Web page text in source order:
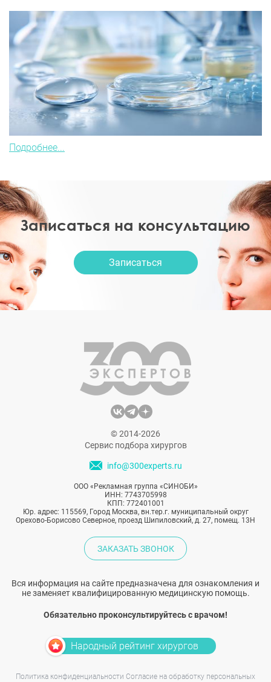
Подробнее...
Записаться на консультацию
Записаться
© 2014-2026
Сервис подбора хирургов
info@300experts.ru
ООО «Рекламная группа «СИНОБИ»
ИНН: 7743705998
КПП: 772401001
Юр. адрес: 115569, Город Москва, вн.тер.г. муниципальный округ
Орехово-Борисово Северное, проезд Шипиловский, д. 27, помещ. 13Н
ЗАКАЗАТЬ ЗВОНОК
Вся информация на сайте предназначена для ознакомления и
не заменяет квалифицированную медицинскую помощь.
Обязательно проконсультируйтесь с врачом!
Народный рейтинг хирургов
Политика конфиденциальности Согласие на обработку персональных